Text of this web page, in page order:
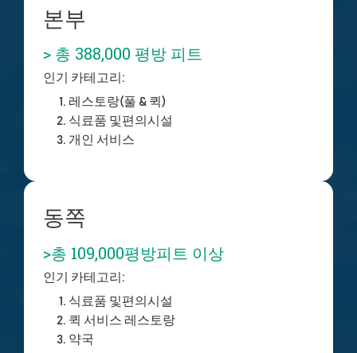
본부
> 총 388,000 평방 피트
인기 카테고리:
레스토랑(풀 & 퀵)
식료품 및편의시설
개인 서비스
동쪽
>총 109,000평방피트 이상
인기 카테고리:
식료품 및편의시설
퀵 서비스 레스토랑
약국